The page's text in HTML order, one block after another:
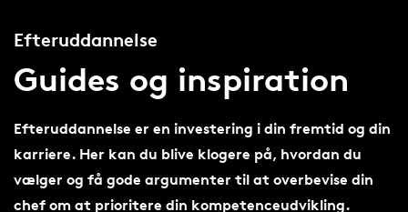
Efteruddannelse
Guides og inspiration
Efteruddannelse er en investering i din fremtid og din
karriere. Her kan du blive klogere på, hvordan du
vælger og få gode argumenter til at overbevise din
chef om at prioritere din kompetenceudvikling.